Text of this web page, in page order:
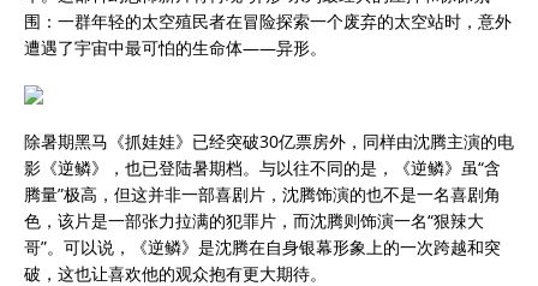
围：一群年轻的太空殖民者在冒险探索一个废弃的太空站时，意外
遭遇了宇宙中最可怕的生命体——异形。
除暑期黑马《抓娃娃》已经突破30亿票房外，同样由沈腾主演的电
影《逆鳞》，也已登陆暑期档。与以往不同的是，《逆鳞》虽“含
腾量”极高，但这并非一部喜剧片，沈腾饰演的也不是一名喜剧角
色，该片是一部张力拉满的犯罪片，而沈腾则饰演一名“狠辣大
哥”。可以说，《逆鳞》是沈腾在自身银幕形象上的一次跨越和突
破，这也让喜欢他的观众抱有更大期待。